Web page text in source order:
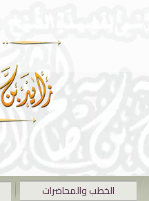
الخطب والمحاضرات